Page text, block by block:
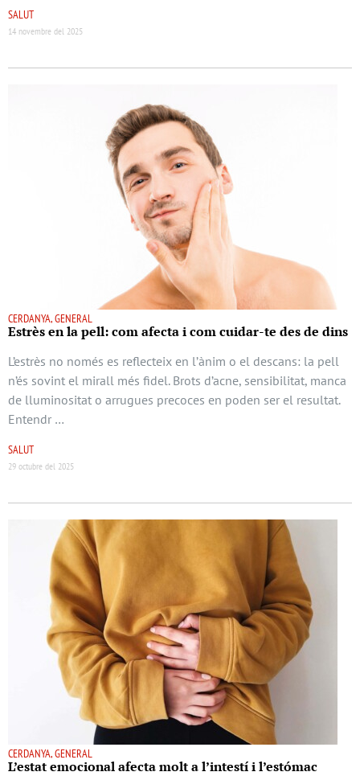
SALUT
14 novembre del 2025
CERDANYA, GENERAL
Estrès en la pell: com afecta i com cuidar-te des de dins
L’estrès no només es reflecteix en l’ànim o el descans: la pell
n’és sovint el mirall més fidel. Brots d’acne, sensibilitat, manca
de lluminositat o arrugues precoces en poden ser el resultat.
Entendr …
SALUT
29 octubre del 2025
CERDANYA, GENERAL
L’estat emocional afecta molt a l’intestí i l’estómac